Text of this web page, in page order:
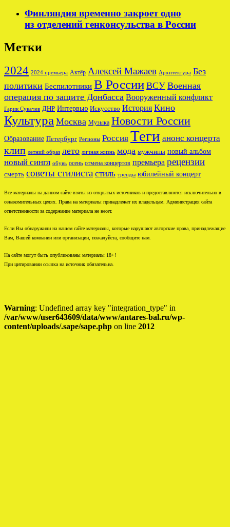
Финляндия временно закроет одно
из отделений генконсульства в России
Метки
2024 2024 премьера Актёр Алексей Мажаев Архитектура Без
политики Беспилотники В России ВСУ Военная
операция по защите Донбасса Вооруженный конфликт
Гарик Сукачев ДНР Интервью Искусство История Кино
Культура Москва Музыка Новости России
Образование Петербург Регионы Россия Теги анонс концерта
клип летний образ лето личная жизнь мода мужчины новый альбом
новый сингл обувь осень отмена концертов премьера рецензии
смерть советы стилиста стиль тренды юбилейный концерт
Все материалы на данном сайте взяты из открытых источников и предоставляются исключительно в
ознакомительных целях. Права на материалы принадлежат их владельцам. Администрация сайта
ответственности за содержание материала не несет.
Если Вы обнаружили на нашем сайте материалы, которые нарушают авторские права, принадлежащие
Вам, Вашей компании или организации, пожалуйста, сообщите нам.
На сайте могут быть опубликованы материалы 18+!
При цитировании ссылка на источник обязательна.
Warning: Undefined array key "integration_type" in
/var/www/user643609/data/www/antares-bal.ru/wp-
content/uploads/.sape/sape.php on line 2012